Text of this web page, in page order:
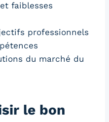
faiblesses
professionnels
du marché du
le bon